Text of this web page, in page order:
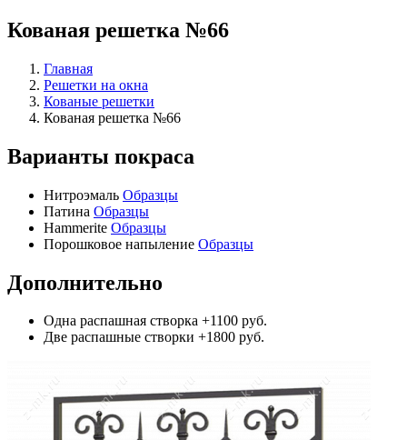
Кованая решетка №66
Главная
Решетки на окна
Кованые решетки
Кованая решетка №66
Варианты покраса
Нитроэмаль Образцы
Патина Образцы
Hammerite Образцы
Порошковое напыление Образцы
Дополнительно
Одна распашная створка +1100 руб.
Две распашные створки +1800 руб.